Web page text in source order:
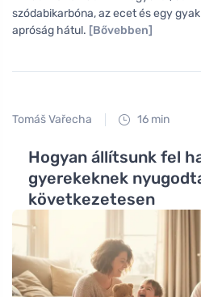
szódabikarbóna, az ecet és egy
apróság hátul. [Bővebben]
Tomáš Vařecha 16 min
Hogyan állítsunk fel
gyerekeknek
következetesen